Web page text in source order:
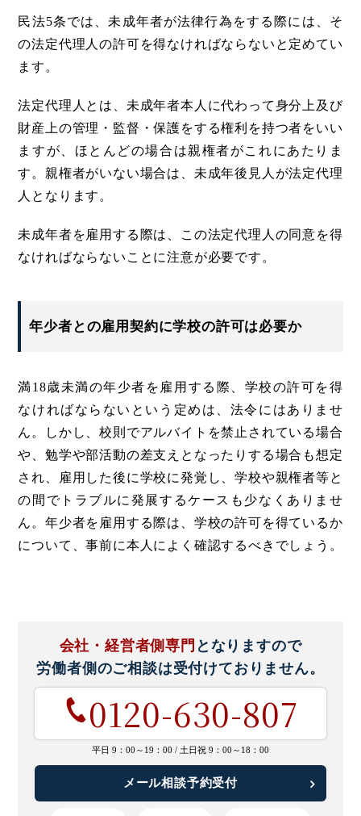
民法5条では、未成年者が法律行為をする際には、そ
の法定代理人の許可を得なければならないと定めてい
ます。
法定代理人とは、未成年者本人に代わって身分上及び
財産上の管理・監督・保護をする権利を持つ者をいい
ますが、ほとんどの場合は親権者がこれにあたりま
す。親権者がいない場合は、未成年後見人が法定代理
人となります。
未成年者を雇用する際は、この法定代理人の同意を得
なければならないことに注意が必要です。
年少者との雇用契約に学校の許可は必要か
満18歳未満の年少者を雇用する際、学校の許可を得
なければならないという定めは、法令にはありませ
ん。しかし、校則でアルバイトを禁止されている場合
や、勉学や部活動の差支えとなったりする場合も想定
され、雇用した後に学校に発覚し、学校や親権者等と
の間でトラブルに発展するケースも少なくありませ
ん。年少者を雇用する際は、学校の許可を得ているか
について、事前に本人によく確認するべきでしょう。
会社・経営者側専門 となりますので
労働者側のご相談は受付けておりません。
0120-630-807
平日 9：00～19：00 / 土日祝 9：00～18：00
メール相談予約受付